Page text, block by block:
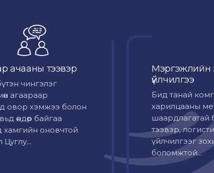
ачааны тээвэр
чингэлэг
агаараар
овор хэмжээ болон
өндөр байгаа
хамгийн оновчтой
Цуглу...
Мэргэжлийн
үйлчилгээ
Бид танай
харилцааны
шаардлагатай
тээвэр,
үйлчилгээг
боломжтой...